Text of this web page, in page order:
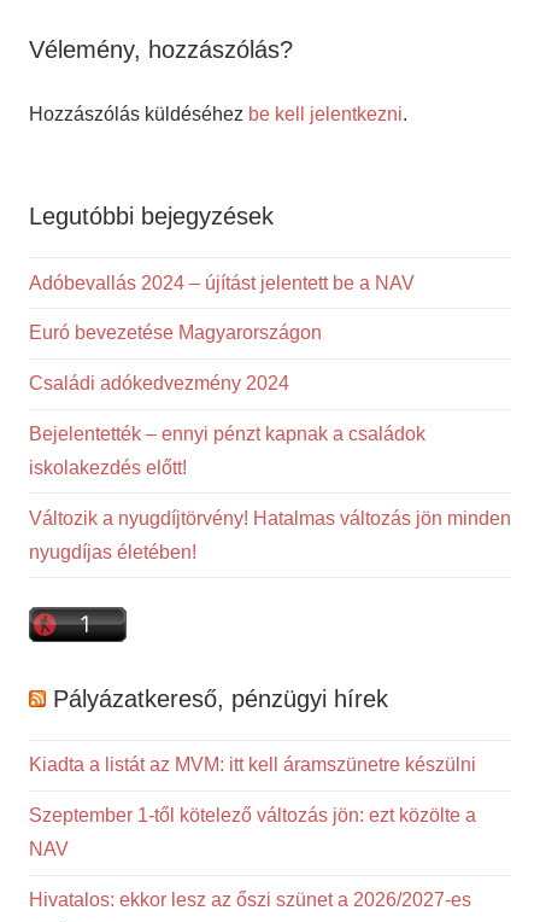
Vélemény, hozzászólás?
Hozzászólás küldéséhez be kell jelentkezni.
Legutóbbi bejegyzések
Adóbevallás 2024 – újítást jelentett be a NAV
Euró bevezetése Magyarországon
Családi adókedvezmény 2024
Bejelentették – ennyi pénzt kapnak a családok
iskolakezdés előtt!
Változik a nyugdíjtörvény! Hatalmas változás jön minden
nyugdíjas életében!
Pályázatkereső, pénzügyi hírek
Kiadta a listát az MVM: itt kell áramszünetre készülni
Szeptember 1-től kötelező változás jön: ezt közölte a
NAV
Hivatalos: ekkor lesz az őszi szünet a 2026/2027-es